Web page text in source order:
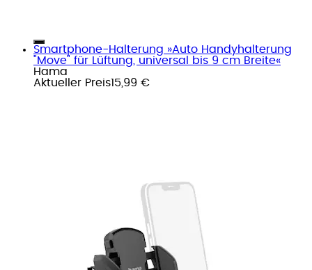
Smartphone-Halterung »Auto Handyhalterung
"Move" für Lüftung, universal bis 9 cm Breite«
Hama
Aktueller Preis15,99 €